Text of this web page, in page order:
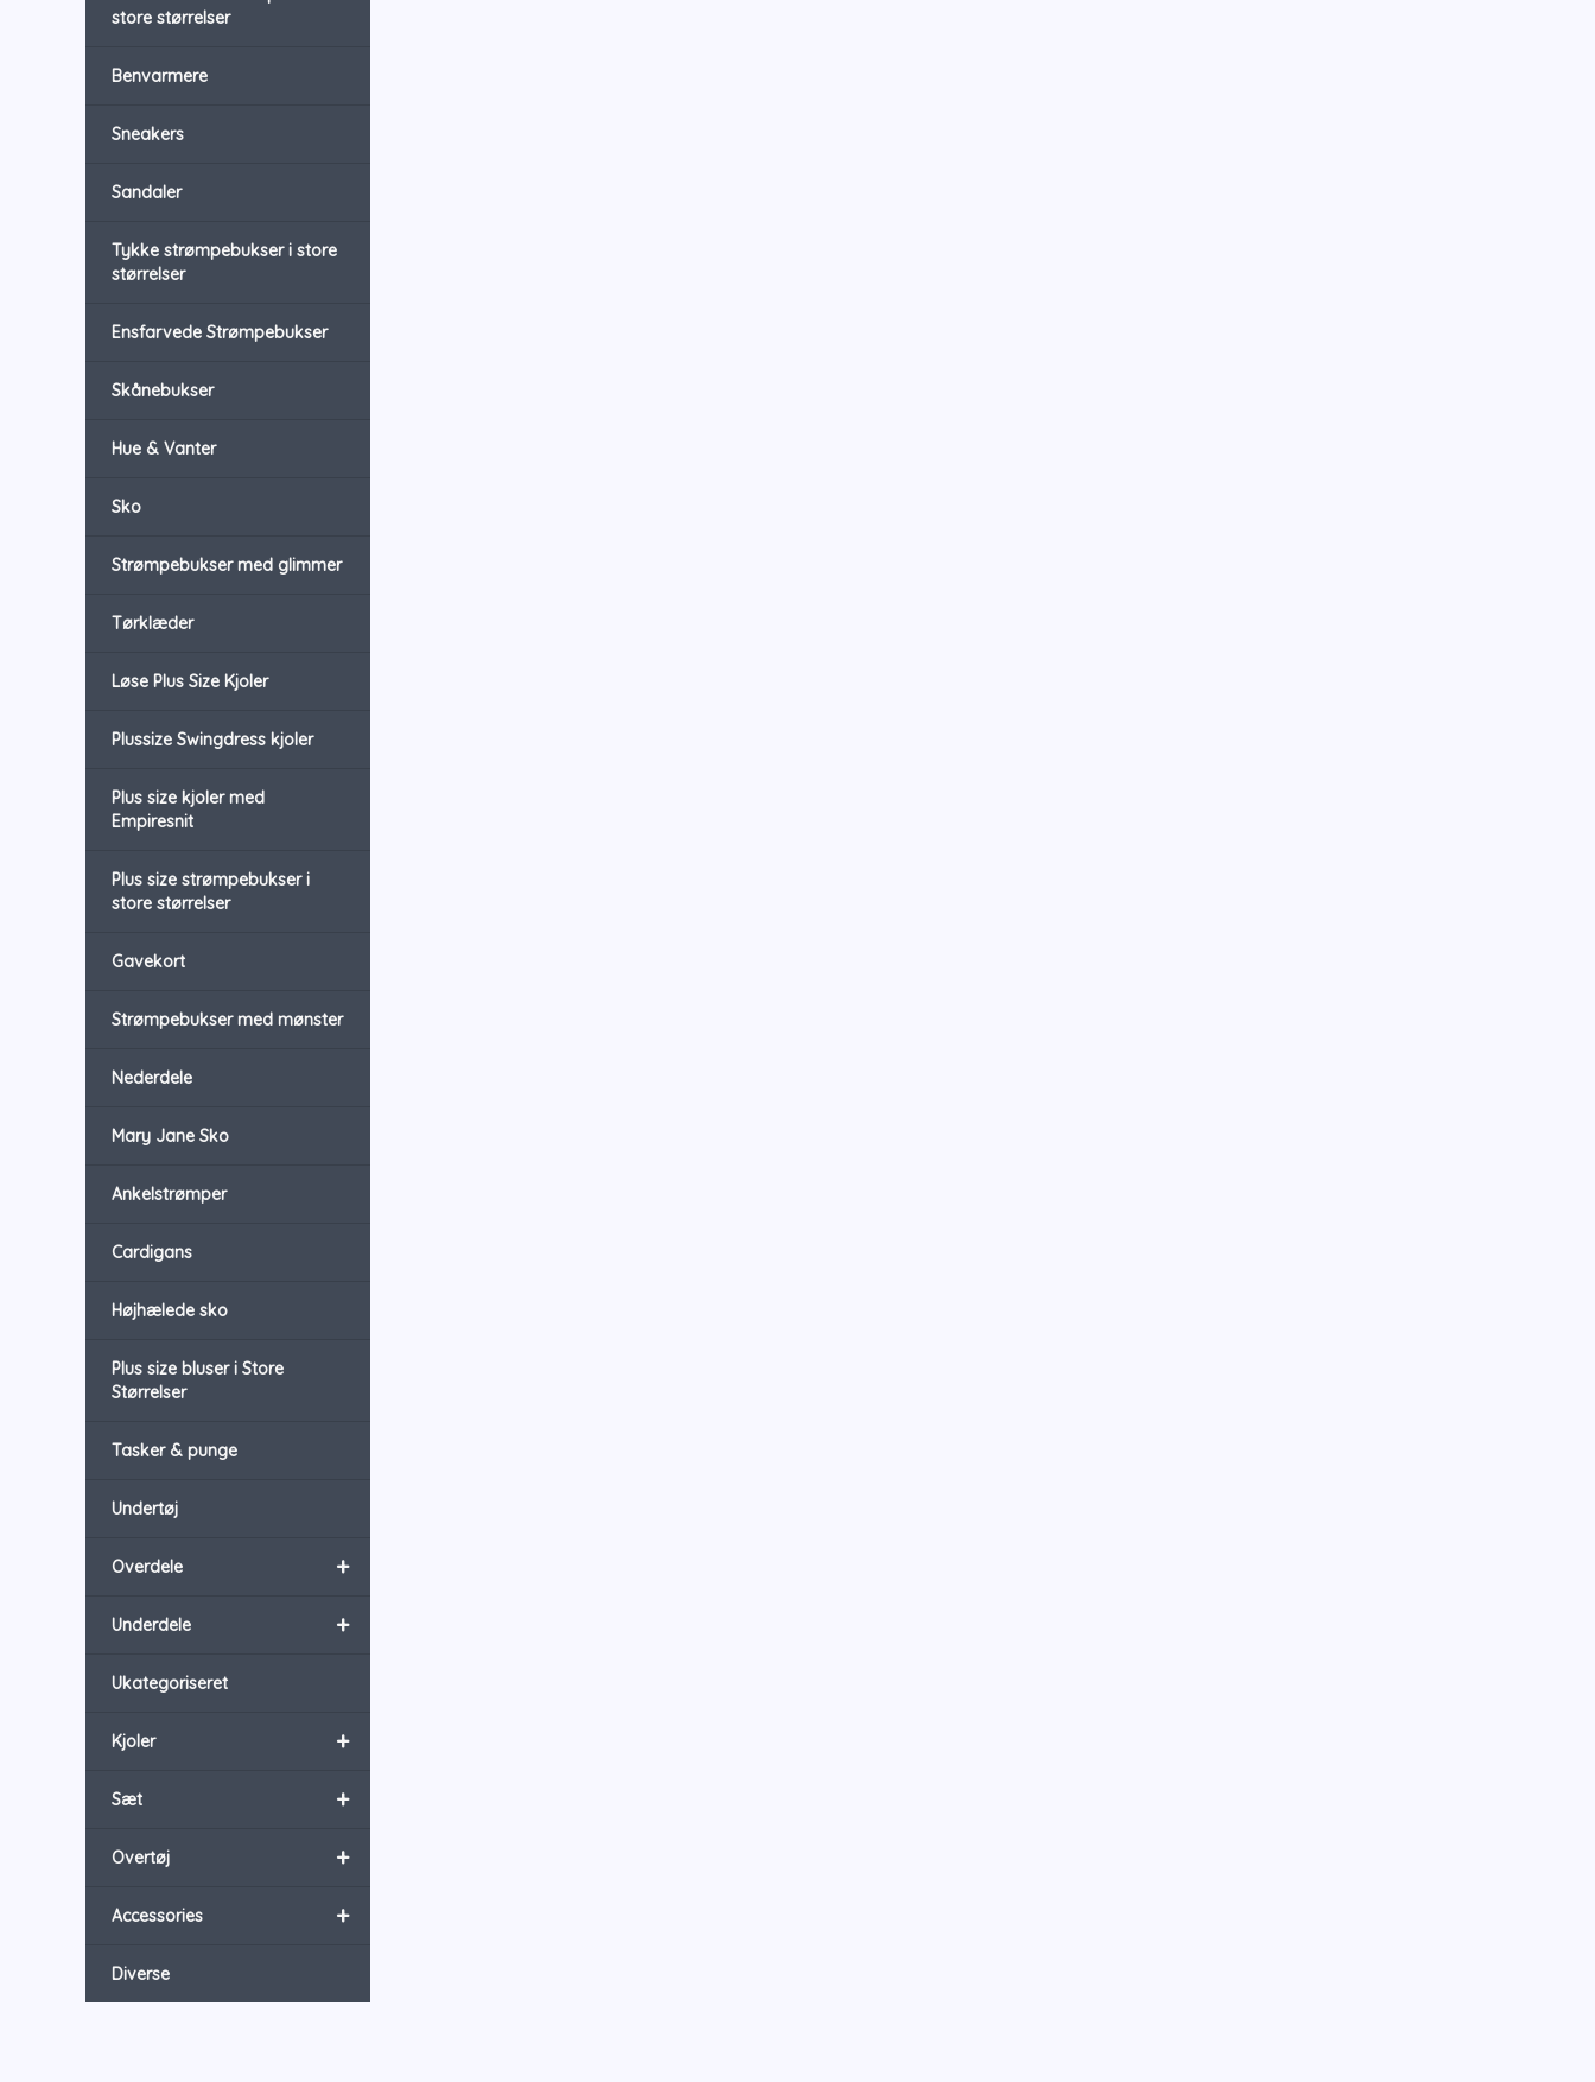
store størrelser
Benvarmere
Sneakers
Sandaler
Tykke strømpebukser i store
størrelser
Ensfarvede Strømpebukser
Skånebukser
Hue & Vanter
Sko
Strømpebukser med glimmer
Tørklæder
Løse Plus Size Kjoler
Plussize Swingdress kjoler
Plus size kjoler med
Empiresnit
Plus size strømpebukser i
store størrelser
Gavekort
Strømpebukser med mønster
Nederdele
Mary Jane Sko
Ankelstrømper
Cardigans
Højhælede sko
Plus size bluser i Store
Størrelser
Tasker & punge
Undertøj
+
Overdele
+
Underdele
Ukategoriseret
+
Kjoler
+
Sæt
+
Overtøj
+
Accessories
Diverse